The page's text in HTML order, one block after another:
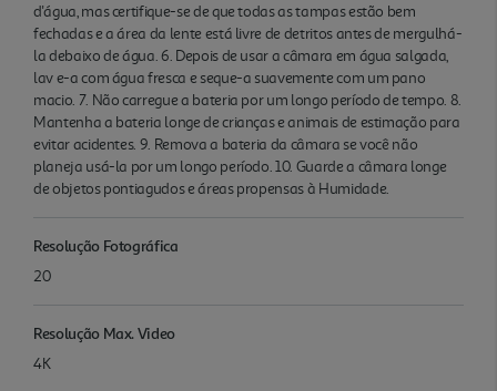
d'água, mas certifique-se de que todas as tampas estão bem
fechadas e a área da lente está livre de detritos antes de mergulhá-
la debaixo de água. 6. Depois de usar a câmara em água salgada,
lav e-a com água fresca e seque-a suavemente com um pano
macio. 7. Não carregue a bateria por um longo período de tempo. 8.
Mantenha a bateria longe de crianças e animais de estimação para
evitar acidentes. 9. Remova a bateria da câmara se você não
planeja usá-la por um longo período. 10. Guarde a câmara longe
de objetos pontiagudos e áreas propensas à Humidade.
Resolução Fotográfica
20
Resolução Max. Video
4K